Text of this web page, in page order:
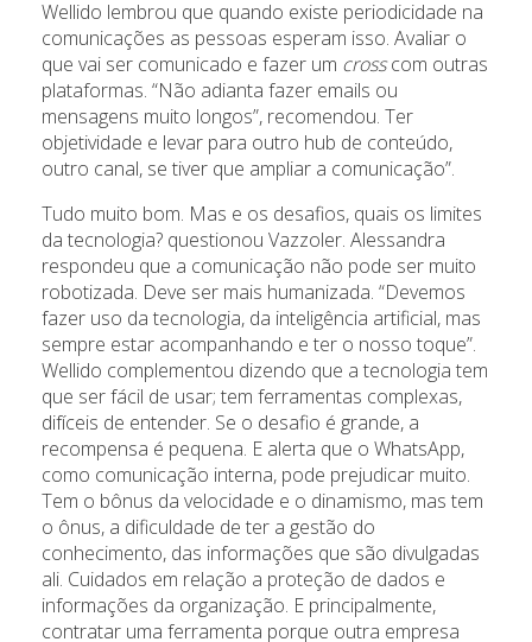
Wellido lembrou que quando existe periodicidade na
comunicações as pessoas esperam isso. Avaliar o
que vai ser comunicado e fazer um crosscom outras
plataformas. “Não adianta fazer emails ou
mensagens muito longos”, recomendou. Ter
objetividade e levar para outro hub de conteúdo,
outro canal, se tiver que ampliar a comunicação”.
Tudo muito bom. Mas e os desafios, quais os limites
da tecnologia? questionou Vazzoler. Alessandra
respondeu que a comunicação não pode ser muito
robotizada. Deve ser mais humanizada. “Devemos
fazer uso da tecnologia, da inteligência artificial, mas
sempre estar acompanhando e ter o nosso toque”.
Wellido complementou dizendo que a tecnologia tem
que ser fácil de usar; tem ferramentas complexas,
difíceis de entender. Se o desafio é grande, a
recompensa é pequena. E alerta que o WhatsApp,
como comunicação interna, pode prejudicar muito.
Tem o bônus da velocidade e o dinamismo, mas tem
o ônus, a dificuldade de ter a gestão do
conhecimento, das informações que são divulgadas
ali. Cuidados em relação a proteção de dados e
informações da organização. E principalmente,
contratar uma ferramenta porque outra empresa